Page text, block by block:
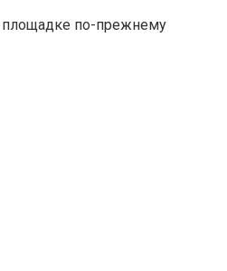
площадке по-прежнему